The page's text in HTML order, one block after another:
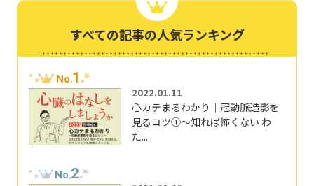
すべての記事の人気ランキング
No.1
2022.01.11
心カテまるわかり｜冠動脈造影を
見るコツ①～知れば怖くない わ
た...
No.2